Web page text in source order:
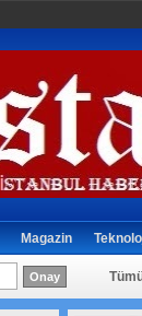
Magazin